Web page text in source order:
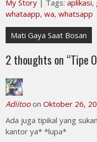
My Story | Tags:aplikasi,
whataapp,wa,whatsapp
Navigasi
pos
Mati Gaya Saat Bosan
2 thoughts on “Tipe
AdiitooonOktober 26,
Ada juga tipikal yang
kantor ya* *lupa*